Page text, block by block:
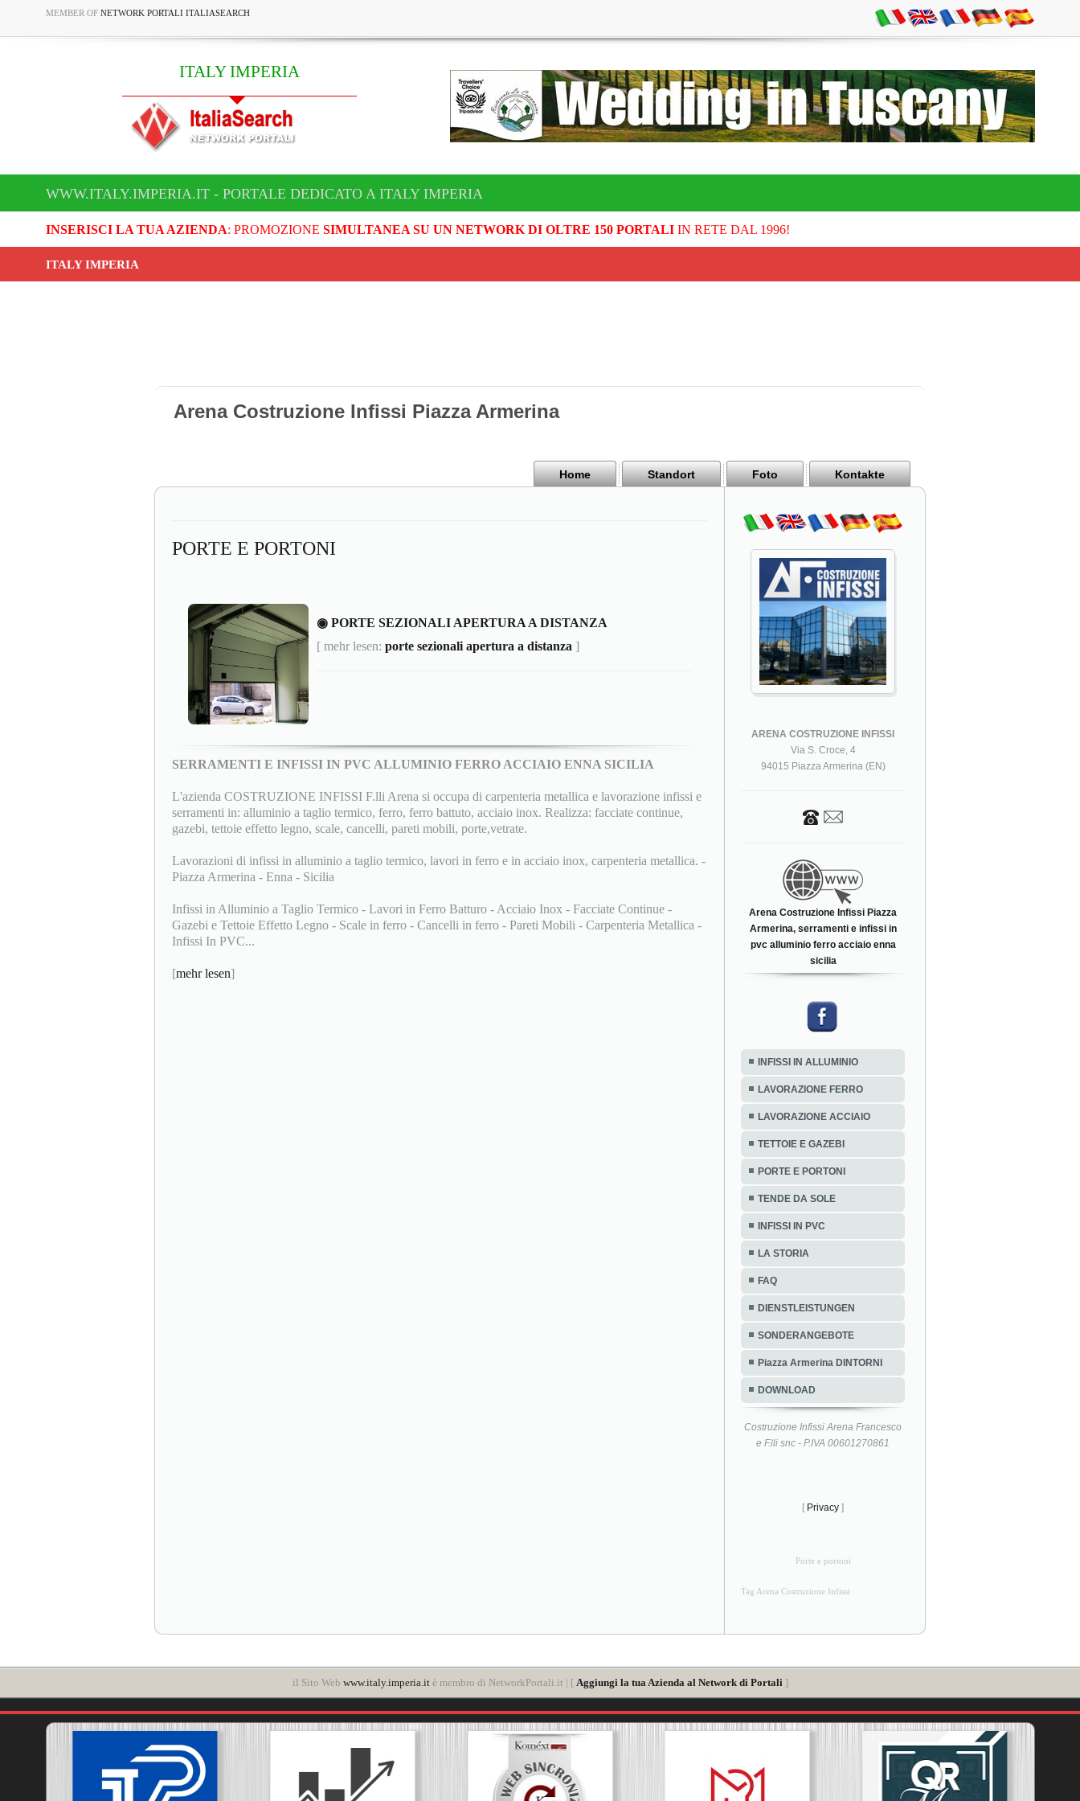
MEMBER OF NETWORK PORTALI ITALIASEARCH
ITALY IMPERIA
WWW.ITALY.IMPERIA.IT - PORTALE DEDICATO A ITALY IMPERIA
INSERISCI LA TUA AZIENDA: PROMOZIONE SIMULTANEA SU UN NETWORK DI OLTRE 150 PORTALIIN RETE DAL 1996!
ITALY IMPERIA
Arena Costruzione Infissi Piazza Armerina
Home Standort Foto Kontakte
PORTE E PORTONI
◉ PORTE SEZIONALI APERTURA A DISTANZA
[ mehr lesen: porte sezionali apertura a distanza ]
SERRAMENTI E INFISSI IN PVC ALLUMINIO FERRO ACCIAIO ENNA SICILIA
L'azienda COSTRUZIONE INFISSI F.lli Arena si occupa di carpenteria metallica e lavorazione infissi e
serramenti in: alluminio a taglio termico, ferro, ferro battuto, acciaio inox. Realizza: facciate continue,
gazebi, tettoie effetto legno, scale, cancelli, pareti mobili, porte,vetrate.
Lavorazioni di infissi in alluminio a taglio termico, lavori in ferro e in acciaio inox, carpenteria metallica. -
Piazza Armerina - Enna - Sicilia
Infissi in Alluminio a Taglio Termico - Lavori in Ferro Batturo - Acciaio Inox - Facciate Continue -
Gazebi e Tettoie Effetto Legno - Scale in ferro - Cancelli in ferro - Pareti Mobili - Carpenteria Metallica -
Infissi In PVC...
[mehr lesen]
ARENA COSTRUZIONE INFISSI
Via S. Croce, 4
94015 Piazza Armerina (EN)
Arena Costruzione Infissi Piazza
Armerina, serramenti e infissi in
pvc alluminio ferro acciaio enna
sicilia
INFISSI IN ALLUMINIO
LAVORAZIONE FERRO
LAVORAZIONE ACCIAIO
TETTOIE E GAZEBI
PORTE E PORTONI
TENDE DA SOLE
INFISSI IN PVC
LA STORIA
FAQ
DIENSTLEISTUNGEN
SONDERANGEBOTE
Piazza Armerina DINTORNI
DOWNLOAD
Costruzione Infissi Arena Francesco
e F.lli snc - P.IVA 00601270861
[ Privacy ]
Porte e portoni
Tag Arena Costruzione Infissi
il Sito Web www.italy.imperia.itè membro di NetworkPortali.it | [ Aggiungi la tua Azienda al Network di Portali ]